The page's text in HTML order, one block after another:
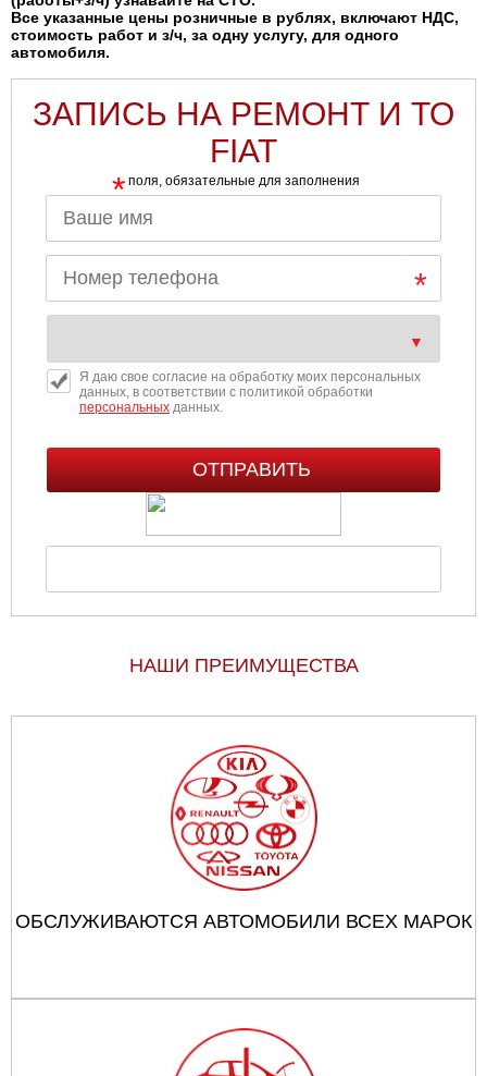
Все указанные цены розничные в рублях, включают НДС,
стоимость работ и з/ч, за одну услугу, для одного
автомобиля.
ЗАПИСЬ НА РЕМОНТ И ТО
FIAT
* поля, обязательные для заполнения
Я даю свое согласие на обработку моих персональных
данных, в соответствии с политикой обработки
персональныхданных.
НАШИ ПРЕИМУЩЕСТВА
ОБСЛУЖИВАЮТСЯ АВТОМОБИЛИ ВСЕХ МАРОК